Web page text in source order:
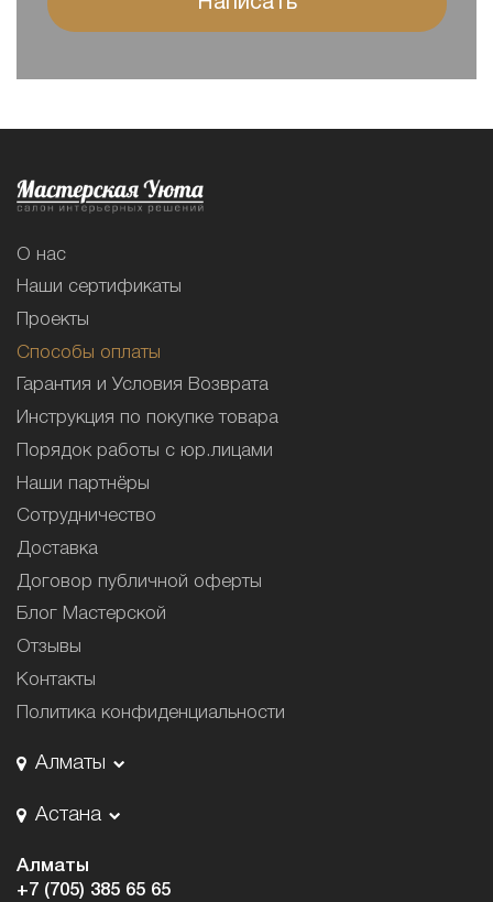
О нас
Наши сертификаты
Проекты
Способы оплаты
Гарантия и Условия Возврата
Инструкция по покупке товара
Порядок работы с юр.лицами
Наши партнёры
Сотрудничество
Доставка
Договор публичной оферты
Блог Мастерской
Отзывы
Контакты
Политика конфиденциальности
Алматы
Астана
Алматы
+7 (705) 385 65 65